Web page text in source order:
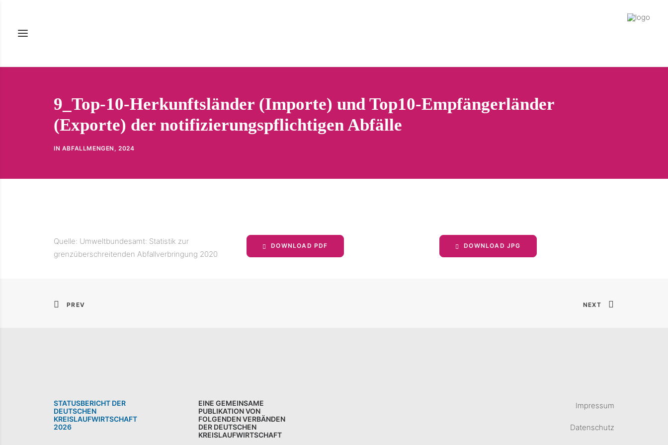
9_Top-10-Herkunftsländer (Importe) und Top10-Empfängerländer
(Exporte) der notifizierungspflichtigen Abfälle
IN ABFALLMENGEN ,2024
Quelle: Umweltbundesamt: Statistik zur
grenzüberschreitenden Abfallverbringung 2020
DOWNLOAD PDF DOWNLOAD JPG
PREV NEXT
STATUSBERICHT DER
DEUTSCHEN
KREISLAUFWIRTSCHAFT
2026
EINE GEMEINSAME
PUBLIKATION VON
FOLGENDEN VERBÄNDEN
DER DEUTSCHEN
KREISLAUFWIRTSCHAFT
Impressum
Datenschutz